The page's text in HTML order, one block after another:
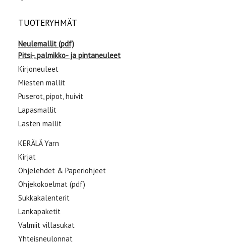
TUOTERYHMÄT
Neulemallit (pdf)
Pitsi-, palmikko- ja pintaneuleet
Kirjoneuleet
Miesten mallit
Puserot, pipot, huivit
Lapasmallit
Lasten mallit
KERÄLÄ Yarn
Kirjat
Ohjelehdet & Paperiohjeet
Ohjekokoelmat (pdf)
Sukkakalenterit
Lankapaketit
Valmiit villasukat
Yhteisneulonnat